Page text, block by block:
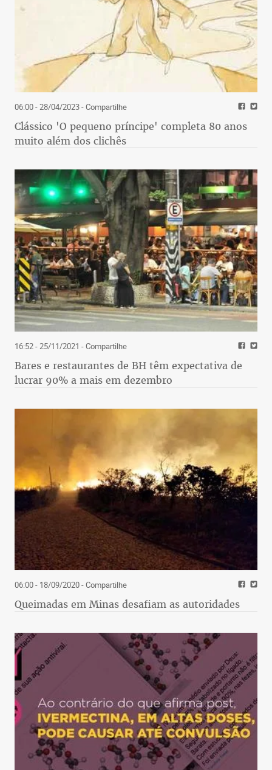
06:00 - 28/04/2023- Compartilhe
Clássico 'O pequeno príncipe' completa 80 anos
muito além dos clichês
16:52 - 25/11/2021 - Compartilhe
Bares e restaurantes de BH têm expectativa de
lucrar 90% a mais em dezembro
06:00 - 18/09/2020- Compartilhe
Queimadas em Minas desafiam as autoridades